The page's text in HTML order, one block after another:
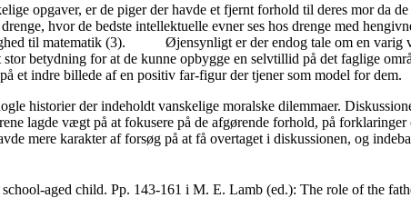
opgaver, er de piger der havde et fjernt forhold til deres mor da
hvor de bedste intellektuelle evner ses hos drenge med
til matematik (3). Øjensynligt er der endog tale om en varig
betydning for at de kunne opbygge en selvtillid på det faglige
et indre billede af en positiv far-figur der tjener som model for dem.
historier der indeholdt vanskelige moralske dilemmaer.
lagde vægt på at fokusere på de afgørende forhold, på
mere karakter af forsøg på at få overtaget i diskussionen, og
aged child. Pp. 143-161 i M. E. Lamb (ed.): The role of the